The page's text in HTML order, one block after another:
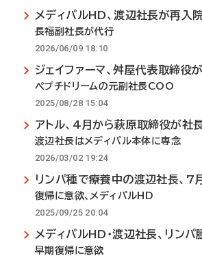
メディパルHD、渡辺社長が再入
長福副社長が代行
2026/06/09 18:10
ジェイファーマ、舛屋代表取締役
ペプチドリームの元副社長COO
2025/08/28 15:04
アトル、4月から萩原取締役が社
渡辺社長はメディパル本体に専念
2026/03/02 19:24
リンパ種で療養中の渡辺社長、7
復帰に意欲、メディパルHD
2025/09/25 20:04
メディパルHD・渡辺社長、リンパ
早期復帰に意欲